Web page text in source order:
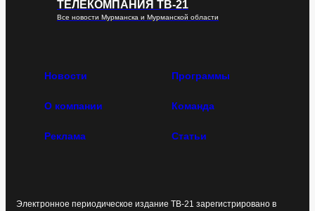
ТЕЛЕКОМПАНИЯ ТВ-21
Все новости Мурманска и Мурманской области
Новости Программы
О компании Команда
Реклама Статьи
Электронное периодическое издание ТВ-21 зарегистрировано в